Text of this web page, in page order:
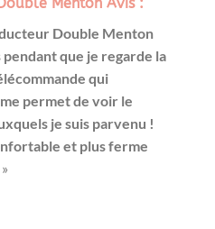
Double Menton
que je regarde la
qui
permet de voir le
je suis parvenu !
et plus ferme
»